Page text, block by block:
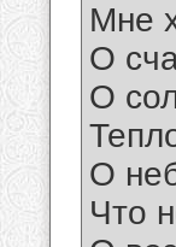
Мне
О
О
О
Что